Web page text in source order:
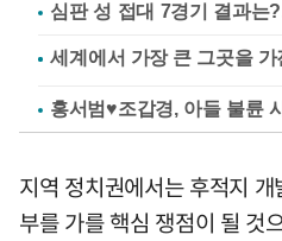
심판 성 접대 7경기 결과
홍서범♥조갑경, 아들 불륜
지역 정치권에서는 후적지
부를 가를 핵심 쟁점이 될 것